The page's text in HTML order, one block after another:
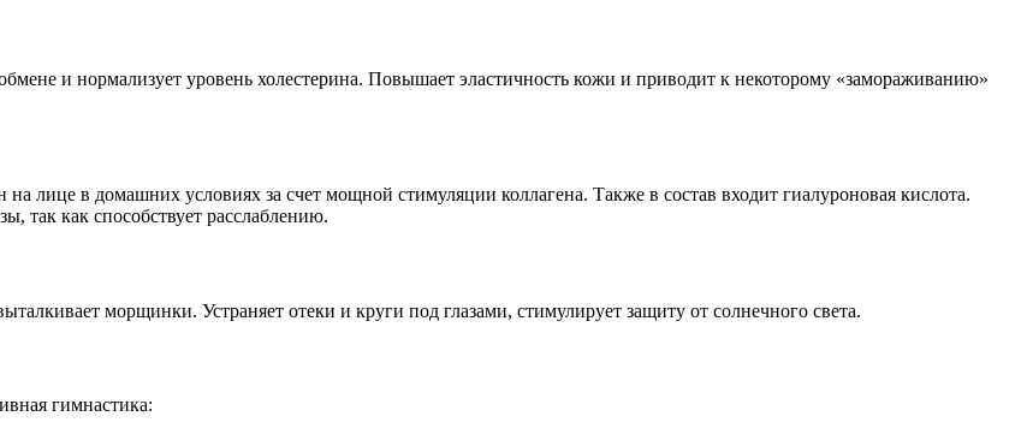
и нормализует уровень холестерина. Повышает эластичность кожи и приводит к некоторому «замораживанию»
лице в домашних условиях за счет мощной стимуляции коллагена. Также в состав входит гиалуроновая кислота.
так как способствует расслаблению.
морщинки. Устраняет отеки и круги под глазами, стимулирует защиту от солнечного света.
гимнастика: